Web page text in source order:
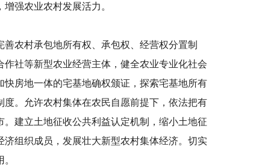
强农业农村发展活力。
善农村承包地所有权、承包权、经营权分置制
社等新型农业经营主体，健全农业专业化社会
房地一体的宅基地确权颁证，探索宅基地所有
。允许农村集体在农民自愿前提下，依法把有
建立土地征收公共利益认定机制，缩小土地征
组织成员，发展壮大新型农村集体经济。切实